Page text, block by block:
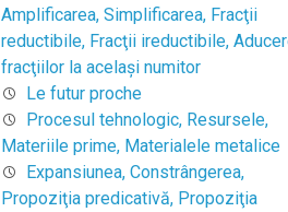
Amplificarea, Simplificarea, Fracţii
reductibile, Fracţii ireductibile,
fracţiilor la acelaşi numitor
Le futur proche
Procesul tehnologic, Resursele,
Materiile prime, Materialele metalice
Expansiunea, Constrângerea,
Propoziţia predicativă, Propoziţia